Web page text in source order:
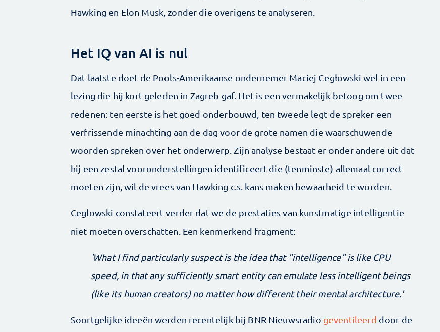
Hawking en Elon Musk, zonder die overigens te analyseren.
Het IQ van AI is nul
Dat laatste doet de Pools-Amerikaanse ondernemer Maciej Cegłowski wel in een
lezing die hij kort geleden in Zagreb gaf. Het is een vermakelijk betoog om twee
redenen: ten eerste is het goed onderbouwd, ten tweede legt de spreker een
verfrissende minachting aan de dag voor de grote namen die waarschuwende
woorden spreken over het onderwerp. Zijn analyse bestaat er onder andere uit dat
hij een zestal vooronderstellingen identificeert die (tenminste) allemaal correct
moeten zijn, wil de vrees van Hawking c.s. kans maken bewaarheid te worden.
Ceglowski constateert verder dat we de prestaties van kunstmatige intelligentie
niet moeten overschatten. Een kenmerkend fragment:
'What I find particularly suspect is the idea that "intelligence" is like CPU
speed, in that any sufficiently smart entity can emulate less intelligent beings
(like its human creators) no matter how different their mental architecture.'
Soortgelijke ideeën werden recentelijk bij BNR Nieuwsradio geventileerd door de